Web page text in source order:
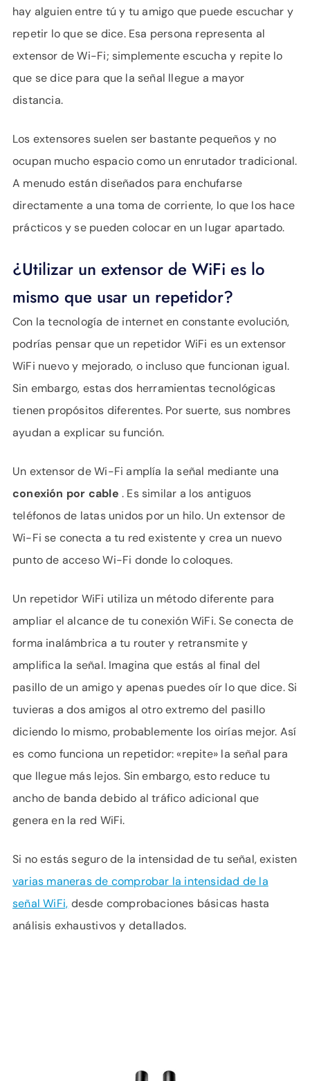
hay alguien entre tú y tu amigo que puede escuchar y
repetir lo que se dice. Esa persona representa al
extensor de Wi-Fi; simplemente escucha y repite lo
que se dice para que la señal llegue a mayor
distancia.
Los extensores suelen ser bastante pequeños y no
ocupan mucho espacio como un enrutador tradicional.
A menudo están diseñados para enchufarse
directamente a una toma de corriente, lo que los hace
prácticos y se pueden colocar en un lugar apartado.
¿Utilizar un extensor de WiFi es lo
mismo que usar un repetidor?
Con la tecnología de internet en constante evolución,
podrías pensar que un repetidor WiFi es un extensor
WiFi nuevo y mejorado, o incluso que funcionan igual.
Sin embargo, estas dos herramientas tecnológicas
tienen propósitos diferentes. Por suerte, sus nombres
ayudan a explicar su función.
Un extensor de Wi-Fi amplía la señal mediante una
conexión por cable . Es similar a los antiguos
teléfonos de latas unidos por un hilo. Un extensor de
Wi-Fi se conecta a tu red existente y crea un nuevo
punto de acceso Wi-Fi donde lo coloques.
Un repetidor WiFi utiliza un método diferente para
ampliar el alcance de tu conexión WiFi. Se conecta de
forma inalámbrica a tu router y retransmite y
amplifica la señal. Imagina que estás al final del
pasillo de un amigo y apenas puedes oír lo que dice. Si
tuvieras a dos amigos al otro extremo del pasillo
diciendo lo mismo, probablemente los oirías mejor. Así
es como funciona un repetidor: «repite» la señal para
que llegue más lejos. Sin embargo, esto reduce tu
ancho de banda debido al tráfico adicional que
genera en la red WiFi.
Si no estás seguro de la intensidad de tu señal, existen
varias maneras de comprobar la intensidad de la
señal WiFi, desde comprobaciones básicas hasta
análisis exhaustivos y detallados.